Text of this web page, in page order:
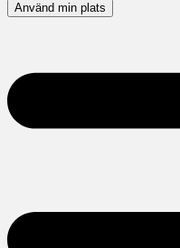
Använd min plats